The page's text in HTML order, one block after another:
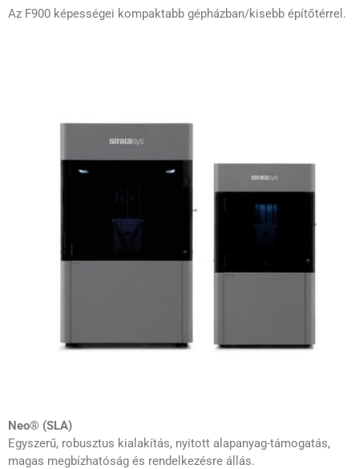
Az F900 képességei kompaktabb gépházban/kisebb építőtérrel.
Neo® (SLA)
Egyszerű, robusztus kialakítás, nyitott alapanyag-támogatás,
magas megbízhatóság és rendelkezésre állás.